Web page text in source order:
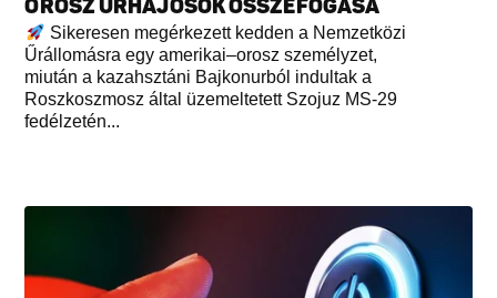
OROSZ ŰRHAJÓSOK ÖSSZEFOGÁSA
Sikeresen megérkezett kedden a Nemzetközi
Űrállomásra egy amerikai–orosz személyzet,
miután a kazahsztáni Bajkonurból indultak a
Roszkoszmosz által üzemeltetett Szojuz MS-29
fedélzetén...